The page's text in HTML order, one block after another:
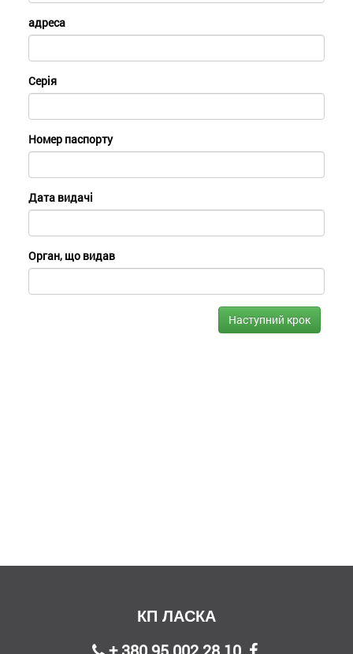
адреса
Серія
Номер паспорту
Дата видачі
Орган, що видав
Наступний крок
КП ЛАСКА